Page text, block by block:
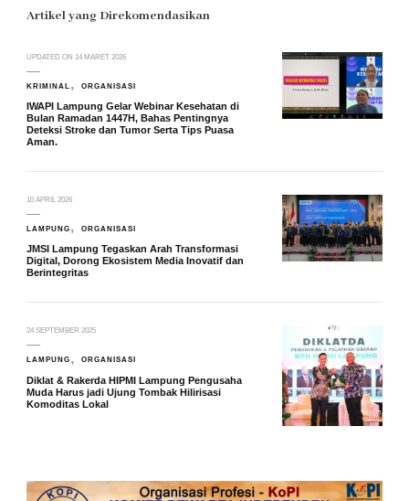
Artikel yang Direkomendasikan
UPDATED ON 14 MARET 2026
KRIMINAL ORGANISASI
IWAPI Lampung Gelar Webinar Kesehatan di
Bulan Ramadan 1447H, Bahas Pentingnya
Deteksi Stroke dan Tumor Serta Tips Puasa
Aman.
10 APRIL 2026
LAMPUNG ORGANISASI
JMSI Lampung Tegaskan Arah Transformasi
Digital, Dorong Ekosistem Media Inovatif dan
Berintegritas
24 SEPTEMBER 2025
LAMPUNG ORGANISASI
Diklat & Rakerda HIPMI Lampung Pengusaha
Muda Harus jadi Ujung Tombak Hilirisasi
Komoditas Lokal